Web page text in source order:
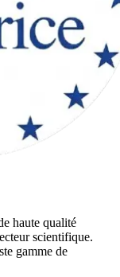
haute qualité
scientifique.
gamme de